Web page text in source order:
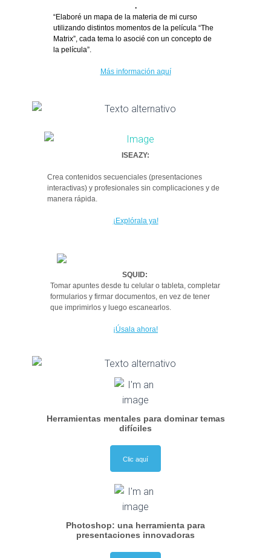
.
“Elaboré un mapa de la materia de mi curso
utilizando distintos momentos de la película “The
Matrix”, cada tema lo asocié con un concepto de
la película”.
Más información aquí
ISEAZY:
Crea contenidos secuenciales (presentaciones
interactivas) y profesionales sin complicaciones y de
manera rápida.
¡Explórala ya!
SQUID:
Tomar apuntes desde tu celular o tableta, completar
formularios y firmar documentos, en vez de tener
que imprimirlos y luego escanearlos.
¡Úsala ahora!
Herramientas mentales para dominar temas
difíciles
Clic aquí
Photoshop: una herramienta para
presentaciones innovadoras